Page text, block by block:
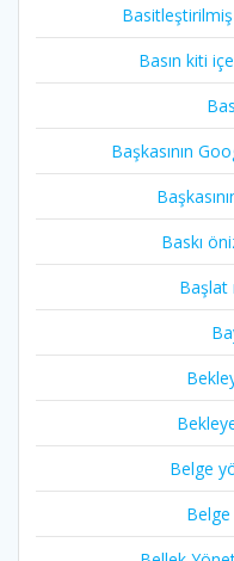
Basın kiti
Başkasının
Baskı
Başlat
Belge